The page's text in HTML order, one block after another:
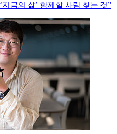
지금의 삶’ 함께할 사람 찾는 것”